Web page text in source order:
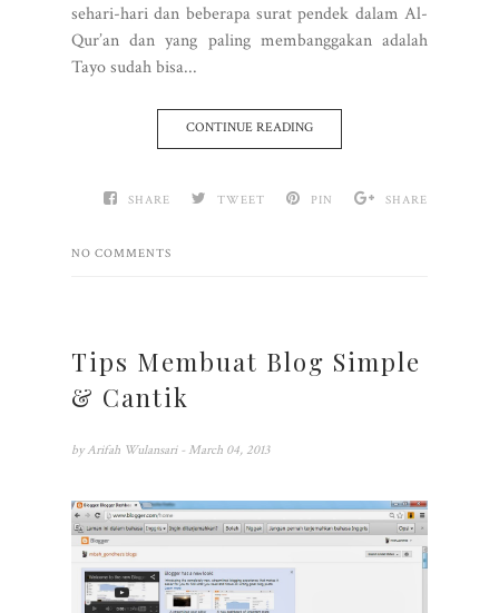
sehari-hari dan beberapa surat pendek dalam Al-
Qur’an dan yang paling membanggakan adalah
Tayo sudah bisa...
CONTINUE READING
SHARE TWEET PIN SHARE
NO COMMENTS
Tips Membuat Blog Simple
& Cantik
by Arifah Wulansari - March 04, 2013